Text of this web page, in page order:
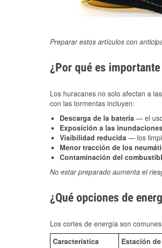
Preparar estos artículos con
¿Por qué es
Los huracanes no solo afectan a
con las tormentas incluyen:
Descarga de la batería — el
Exposición a las
Visibilidad reducida — los
Menor tracción de los
Contaminación del
No estar preparado aumenta el
¿Qué opciones de
Los cortes de energía son
Característica
Estación